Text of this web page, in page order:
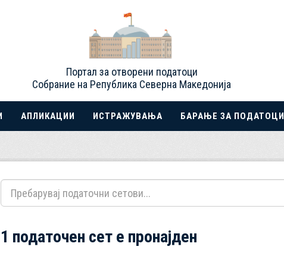
Портал за отворени податоци
Собрание на Република Северна Македонија
АПЛИКАЦИИ ИСТРАЖУВАЊА БАРАЊЕ ЗА ПОДАТОЦИ
1 податочен сет е пронајден